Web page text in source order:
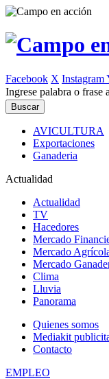
Facebook X Instagram
Ingrese palabra o frase
AVICULTURA
Exportaciones
Ganaderia
Actualidad
Actualidad
TV
Hacedores
Mercado
Mercado
Mercado
Clima
Lluvia
Panorama
Quienes somos
Mediakit
Contacto
EMPLEO